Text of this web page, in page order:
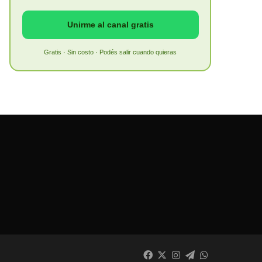
Unirme al canal gratis
Gratis · Sin costo · Podés salir cuando quieras
Facebook
X Instagram
Telegram